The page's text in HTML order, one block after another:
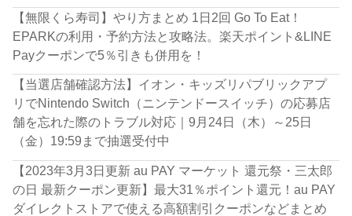
【無限くら寿司】やり方まとめ 1日2回 Go To Eat！
EPARKの利用・予約方法と攻略法。楽天ポイント&LINE
Payクーポンで5％引きも併用を！
【当選店舗確認方法】イオン・キッズリパブリックアプ
リでNintendo Switch（ニンテンドースイッチ）の応募店
舗を忘れた際のトラブル対応｜9月24日（木）～25日
（金）19:59まで抽選受付中
【2023年3月3日更新 au PAY マーケット 還元祭・三太郎
の日 最新クーポン更新】最大31％ポイント還元！au PAY
ダイレクトストアで使える高額割引クーポンなどまとめ